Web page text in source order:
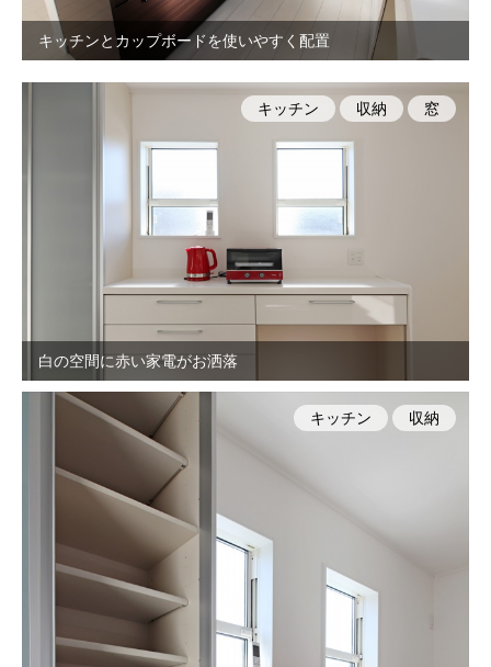
キッチンとカップボードを使いやすく配置
白の空間に赤い家電がお洒落
キッチン 収納 窓
キッチン 収納